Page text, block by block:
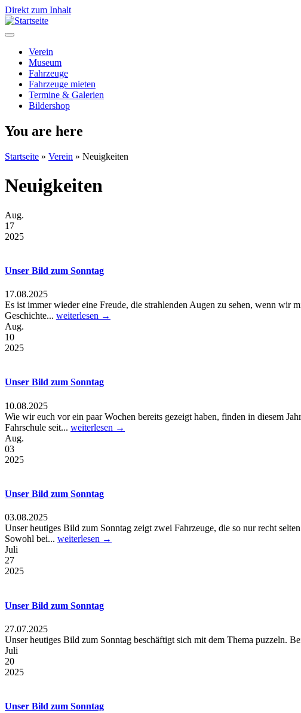
Direkt zum Inhalt
Verein
Museum
Fahrzeuge
Fahrzeuge mieten
Termine & Galerien
Bildershop
You are here
Startseite » Verein » Neuigkeiten
Neuigkeiten
Aug.
17
2025
Unser Bild zum Sonntag
17.08.2025
Es ist immer wieder eine Freude, die strahlenden Augen zu sehen, wenn wir
Geschichte... weiterlesen →
Aug.
10
2025
Unser Bild zum Sonntag
10.08.2025
Wie wir euch vor ein paar Wochen bereits gezeigt haben, finden in diesem
Fahrschule seit... weiterlesen →
Aug.
03
2025
Unser Bild zum Sonntag
03.08.2025
Unser heutiges Bild zum Sonntag zeigt zwei Fahrzeuge, die so nur recht
Sowohl bei... weiterlesen →
Juli
27
2025
Unser Bild zum Sonntag
27.07.2025
Unser heutiges Bild zum Sonntag beschäftigt sich mit dem Thema puzzeln.
Juli
20
2025
Unser Bild zum Sonntag